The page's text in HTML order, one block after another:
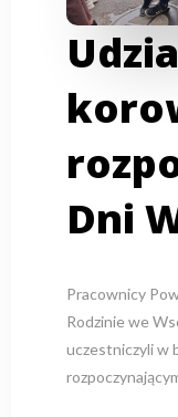
Dni
Pracownicy
Rodzinie we
uczestniczyli w